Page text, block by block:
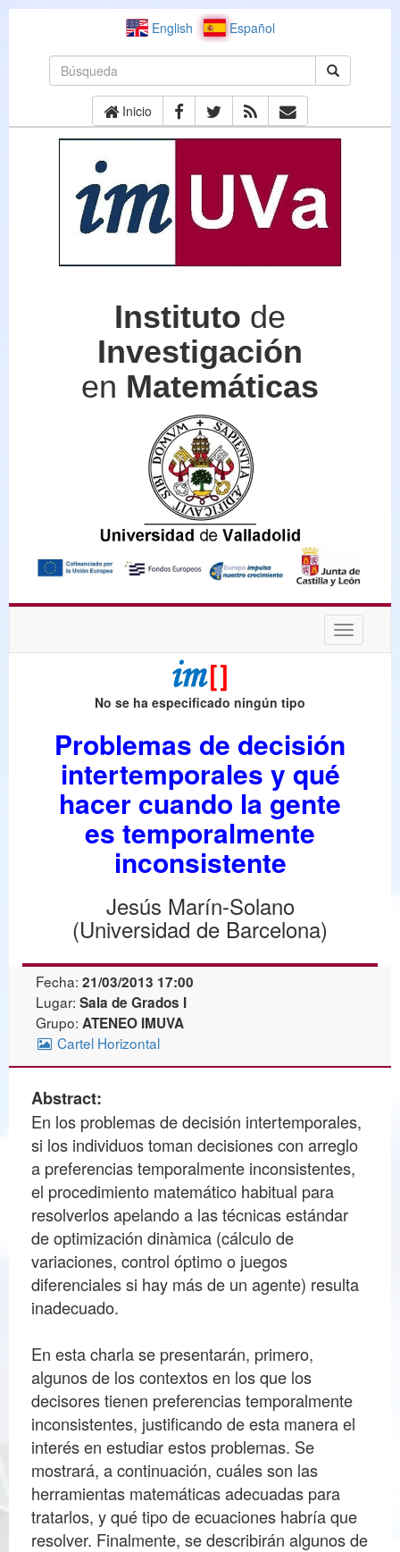
English Español
Inicio
Instituto de
Investigación
en Matemáticas
Desplegar
No se ha especificado ningún tipo
Problemas de decisión
intertemporales y qué
hacer cuando la gente
es temporalmente
inconsistente
Jesús Marín-Solano
(Universidad de Barcelona)
Fecha: 21/03/2013 17:00
Lugar: Sala de Grados I
Grupo: ATENEO IMUVA
Cartel Horizontal
Abstract:
En los problemas de decisión intertemporales,
si los individuos toman decisiones con arreglo
a preferencias temporalmente inconsistentes,
el procedimiento matemático habitual para
resolverlos apelando a las técnicas estándar
de optimización dinàmica (cálculo de
variaciones, control óptimo o juegos
diferenciales si hay más de un agente) resulta
inadecuado.
En esta charla se presentarán, primero,
algunos de los contextos en los que los
decisores tienen preferencias temporalmente
inconsistentes, justificando de esta manera el
interés en estudiar estos problemas. Se
mostrará, a continuación, cuáles son las
herramientas matemáticas adecuadas para
tratarlos, y qué tipo de ecuaciones habría que
resolver. Finalmente, se describirán algunos de